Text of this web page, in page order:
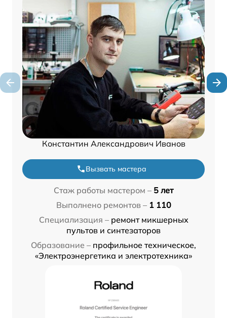
Константин Александрович Иванов
Вызвать мастера
Стаж работы мастером – 5 лет
Выполнено ремонтов – 1 110
Специализация – ремонт микшерных
пультов и синтезаторов
Образование – профильное техническое,
«Электроэнергетика и электротехника»